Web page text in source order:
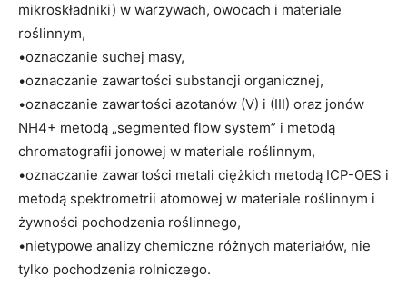
mikroskładniki) w warzywach, owocach i materiale
roślinnym,
•oznaczanie suchej masy,
•oznaczanie zawartości substancji organicznej,
•oznaczanie zawartości azotanów (V) i (III) oraz jonów
NH4+ metodą „segmented flow system” i metodą
chromatografii jonowej w materiale roślinnym,
•oznaczanie zawartości metali ciężkich metodą ICP-OES i
metodą spektrometrii atomowej w materiale roślinnym i
żywności pochodzenia roślinnego,
•nietypowe analizy chemiczne różnych materiałów, nie
tylko pochodzenia rolniczego.